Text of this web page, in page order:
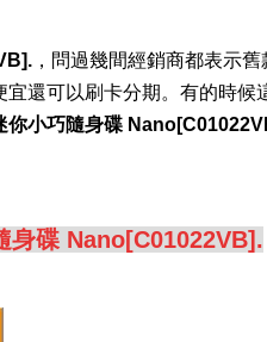
，問過幾間經銷商都表示
還可以刷卡分期。有的時候
小巧隨身碟
身碟 Nano[C01022VB].